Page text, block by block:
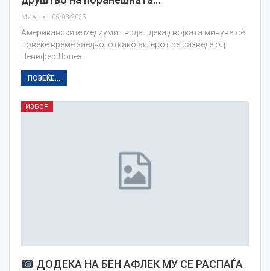
МИА 05/03/2025
Американските медиуми тврдат дека двојката минува сѐ
повеќе време заедно, откако актерот се разведе од
Џенифер Лопез.
ПОВЕЌЕ...
ИЗБОР
ДОДЕКА НА БЕН АФЛЕК МУ СЕ РАСПАЃА